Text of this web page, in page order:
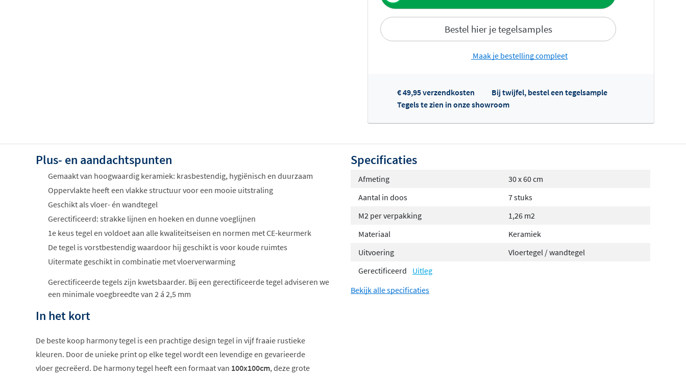
Bestel hier je tegelsamples
Maak je bestelling compleet
€ 49,95 verzendkosten
Bij twijfel, bestel een tegelsample
Tegels te zien in onze showroom
Plus- en aandachtspunten
Gemaakt van hoogwaardig keramiek: krasbestendig, hygiënisch en duurzaam
Oppervlakte heeft een vlakke structuur voor een mooie uitstraling
Geschikt als vloer- én wandtegel
Gerectificeerd: strakke lijnen en hoeken en dunne voeglijnen
1e keus tegel en voldoet aan alle kwaliteitseisen en normen met CE-keurmerk
De tegel is vorstbestendig waardoor hij geschikt is voor koude ruimtes
Uitermate geschikt in combinatie met vloerverwarming
Gerectificeerde tegels zijn kwetsbaarder. Bij een gerectificeerde tegel adviseren we
een minimale voegbreedte van 2 á 2,5 mm
In het kort
De beste koop harmony tegel is een prachtige design tegel in vijf fraaie rustieke
kleuren. Door de unieke print op elke tegel wordt een levendige en gevarieerde
vloer gecreëerd. De harmony tegel heeft een formaat van 100x100cm, deze grote
Specificaties
Afmeting
30 x 60 cm
Aantal in doos
7 stuks
M2 per verpakking
1,26 m2
Materiaal
Keramiek
Uitvoering
Vloertegel / wandtegel
Gerectificeerd
Uitleg
Bekijk alle specificaties